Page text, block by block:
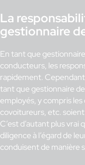
La
gestionnaire
En tant que
conducteurs, les
rapidement.
tant que gestionnaire
employés, y compris
covoitureurs, etc.
C’est d’autant plus
diligence à l’égard de
conduisent de manière